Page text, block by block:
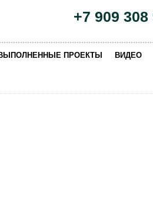
+7 909 308
ПРОЕКТЫ ВИДЕО